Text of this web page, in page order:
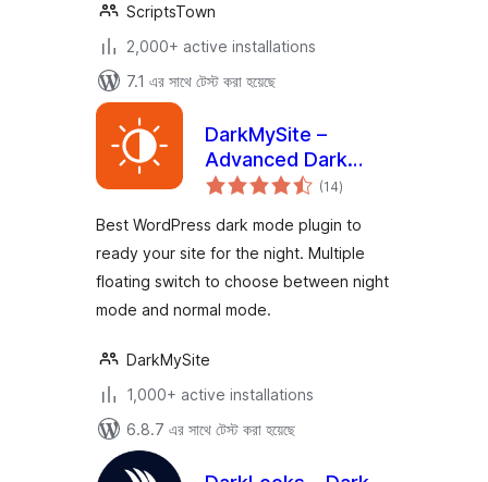
ScriptsTown
2,000+ active installations
7.1 এর সাথে টেস্ট করা হয়েছে
DarkMySite –
Advanced Dark
Mode Plugin for
(14total
ratings
)
Best WordPress dark mode plugin to
ready your site for the night. Multiple
floating switch to choose between night
mode and normal mode.
DarkMySite
1,000+ active installations
6.8.7 এর সাথে টেস্ট করা হয়েছে